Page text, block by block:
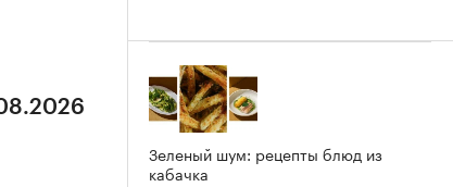
Зеленый шум: рецепты блюд из
кабачка